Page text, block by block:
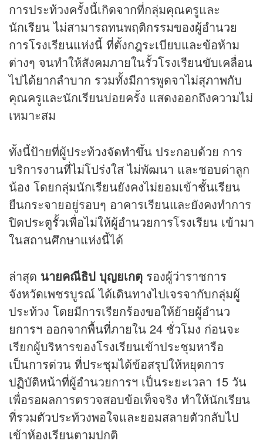
การประท้วงครั้งนี้เกิดจากที่กลุ่มคุณครูและ
นักเรียน ไม่สามารถทนพฤติกรรมของผู้อำนวย
การโรงเรียนแห่งนี้ ที่ตั้งกฎระเบียบและข้อห้าม
ต่างๆ จนทำให้สังคมภายในรั้วโรงเรียนขับเคลื่อน
ไปได้ยากลำบาก รวมทั้งมีการพูดจาไม่สุภาพกับ
คุณครูและนักเรียนบ่อยครั้ง แสดงออกถึงความไม่
เหมาะสม
ทั้งนี้ป้ายที่ผู้ประท้วงจัดทำขึ้น ประกอบด้วย การ
บริการงานที่ไม่โปร่งใส ไม่พัฒนา และชอบด่าลูก
น้อง โดยกลุ่มนักเรียนยังคงไม่ยอมเข้าชั้นเรียน
ยืนกระจายอยู่รอบๆ อาคารเรียนและยังคงทำการ
ปิดประตูรั้วเพื่อไม่ให้ผู้อำนวยการโรงเรียน เข้ามา
ในสถานศึกษาแห่งนี้ได้
ล่าสุด นายคณีธิป บุญยเกตุ รองผู้ว่าราชการ
จังหวัดเพชรบูรณ์ ได้เดินทางไปเจรจากับกลุ่มผู้
ประท้วง โดยมีการเรียกร้องขอให้ย้ายผู้อำนว
ยการฯ ออกจากพื้นที่ภายใน 24 ชั่วโมง ก่อนจะ
เรียกผู้บริหารของโรงเรียนเข้าประชุมหารือ
เป็นการด่วน ที่ประชุมได้ข้อสรุปให้หยุดการ
ปฏิบัติหน้าที่ผู้อำนวยการฯ เป็นระยะเวลา 15 วัน
เพื่อรอผลการตรวจสอบข้อเท็จจริง ทำให้นักเรียน
ที่รวมตัวประท้วงพอใจและยอมสลายตัวกลับไป
เข้าห้องเรียนตามปกติ